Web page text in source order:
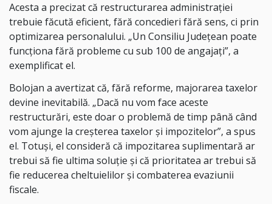
Acesta a precizat că restructurarea administrației
trebuie făcută eficient, fără concedieri fără sens, ci prin
optimizarea personalului. „Un Consiliu Județean poate
funcționa fără probleme cu sub 100 de angajați”, a
exemplificat el.
Bolojan a avertizat că, fără reforme, majorarea taxelor
devine inevitabilă. „Dacă nu vom face aceste
restructurări, este doar o problemă de timp până când
vom ajunge la creșterea taxelor și impozitelor”, a spus
el. Totuși, el consideră că impozitarea suplimentară ar
trebui să fie ultima soluție și că prioritatea ar trebui să
fie reducerea cheltuielilor și combaterea evaziunii
fiscale.